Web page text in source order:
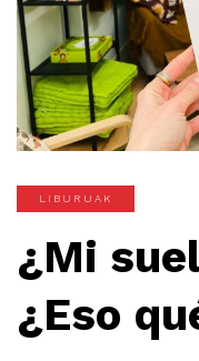
LIBURUAK
¿Mi
¿Eso